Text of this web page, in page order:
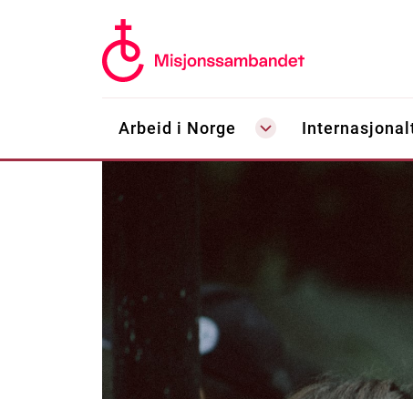
Arbeid i Norge